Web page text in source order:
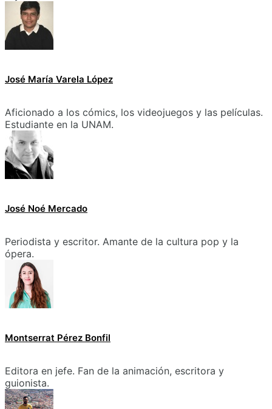
José María Varela López
Aficionado a los cómics, los videojuegos y las películas.
Estudiante en la UNAM.
José Noé Mercado
Periodista y escritor. Amante de la cultura pop y la
ópera.
Montserrat Pérez Bonfil
Editora en jefe. Fan de la animación, escritora y
guionista.